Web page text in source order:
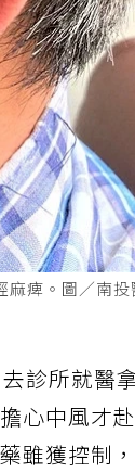
麻痺。圖／南投
診所就醫
心中風才
雖獲控制